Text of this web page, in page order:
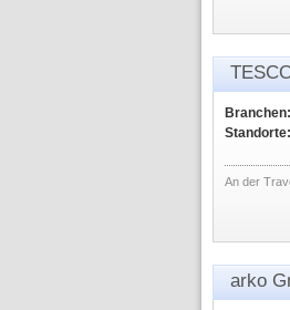
Branchen:
Standorte:
An der
arko